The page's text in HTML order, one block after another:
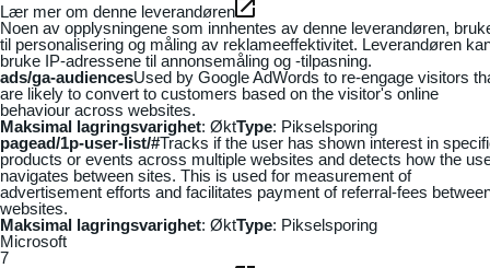
Lær mer om denne leverandøren
Noen av opplysningene som innhentes av denne leverandøren,
til personalisering og måling av reklameeffektivitet. Leverandøren
bruke IP-adressene til annonsemåling og -tilpasning.
ads/ga-audiencesUsed by Google AdWords to re-engage visitors
are likely to convert to customers based on the visitor's online
behaviour across websites.
Maksimal lagringsvarighet: ØktType: Pikselsporing
pagead/1p-user-list/#Tracks if the user has shown interest in
products or events across multiple websites and detects how the
navigates between sites. This is used for measurement of
advertisement efforts and facilitates payment of referral-fees
websites.
Maksimal lagringsvarighet: ØktType: Pikselsporing
Microsoft
7